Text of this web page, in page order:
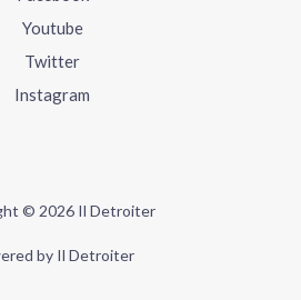
Youtube
Twitter
Instagram
© 2026 Il Detroiter
by Il Detroiter